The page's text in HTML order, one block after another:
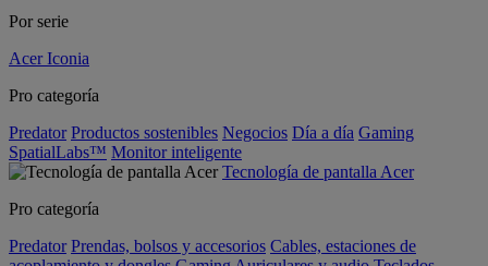
Por serie
Acer Iconia
Pro categoría
Predator Productos sostenibles Negocios Día a día Gaming
SpatialLabs™ Monitor inteligente
Tecnología de pantalla Acer
Pro categoría
Predator Prendas, bolsos y accesorios Cables, estaciones de